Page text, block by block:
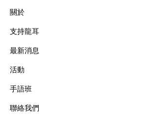
關於
支持龍耳
最新消息
​活動
手語班
​聯絡我們